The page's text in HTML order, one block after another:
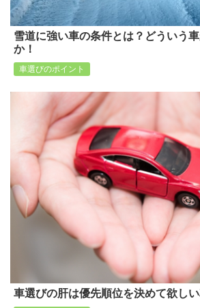
雪道に強い車の条件とは？どういう
か！
車選びのポイント
車選びの肝は優先順位を決めて欲し